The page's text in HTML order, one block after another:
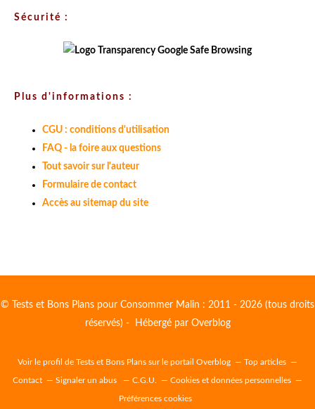
Sécurité :
Plus d'informations :
CGU : conditions d'utilisation
FAQ - la foire aux questions
Tout savoir sur l'auteur
Formulaire de contact
Accès au sitemap du site
© Tests et Bons Plans pour Consommer Malin : 2011 - 2026 (tous droits
réservés) - Hébergé par Overblog
Voir le profil de Tests et Bons Plans sur le portail Overblog Top articles
Contact Signaler un abus C.G.U. Cookies et données personnelles
Préférences cookies